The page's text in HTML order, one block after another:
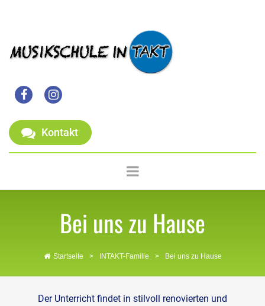
 
Kontakt
Bei uns zu Hause
Startseite > INTAKT-Familie > Bei uns zu Hause
Der Unterricht findet in stilvoll renovierten und